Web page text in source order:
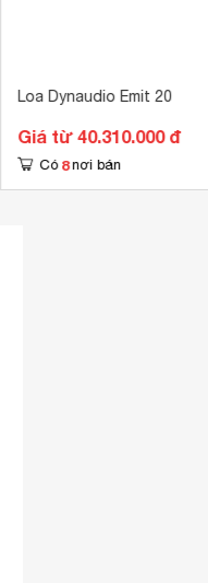
Loa Dynaudio Emit 20
Giá từ 40.310.000 đ
Có 8 nơi bán